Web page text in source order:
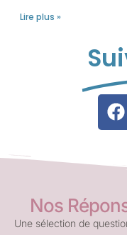
Lire plus »
Nos
Une sélection de